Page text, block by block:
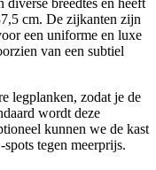
breedtes en heeft
cm. De zijkanten zijn
een uniforme en luxe
van een subtiel
legplanken, zodat je de
wordt deze
kunnen we de kast
tegen meerprijs.